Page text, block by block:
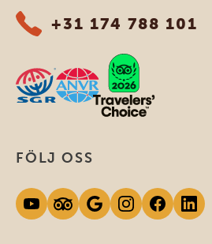
+31 174 788 101
FÖLJ OSS